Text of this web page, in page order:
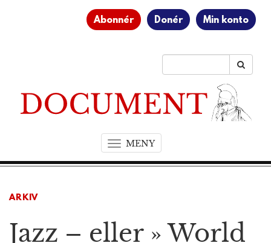
Abonnér Donér Min konto
MENYT
o
a
ARKIV
Jazz – eller » World